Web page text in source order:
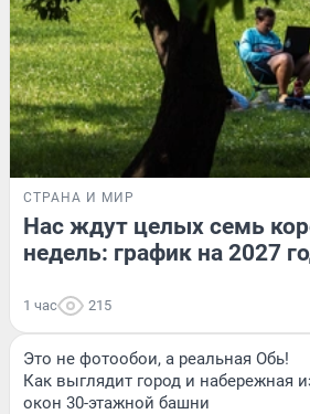
СТРАНА И МИР
Нас ждут целых семь
недель: график на 2027
1 час 215
Это не фотообои, а реальная Обь!
Как выглядит город и набережная
окон 30-этажной башни